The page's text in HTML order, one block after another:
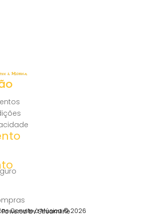
Convite à Música © 2026
Powered by Streamline